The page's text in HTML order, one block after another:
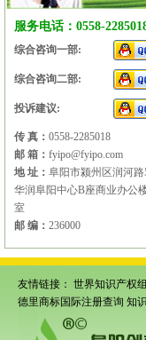
服务电话：0558-
综合咨询一部:
综合咨询二部:
投诉建议:
传 真： 0558-2285018
邮 箱： fyipo@fyipo.com
地 址： 阜阳市颍州区润河路
华润阜阳中心B座商业办公
室
邮 编： 236000
友情链接： 世界知识产权
德里商标国际注册查询 知